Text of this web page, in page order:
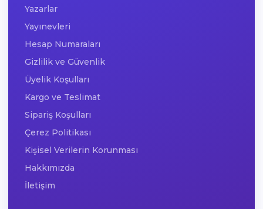
Yazarlar
Yayınevleri
Hesap Numaraları
Gizlilik ve Güvenlik
Üyelik Koşulları
Kargo ve Teslimat
Sipariş Koşulları
Çerez Politikası
Kişisel Verilerin Korunması
Hakkımızda
İletişim